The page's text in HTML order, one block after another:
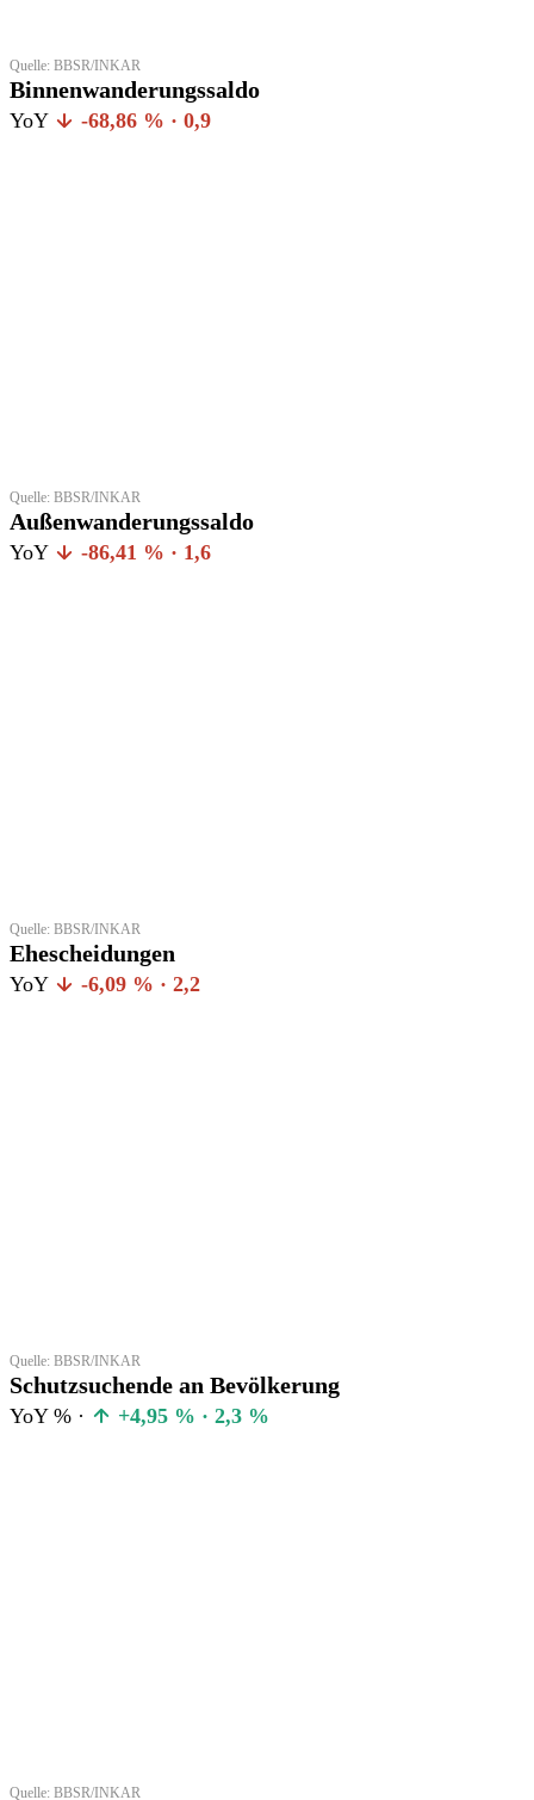
Quelle: BBSR/INKAR
Binnenwanderungssaldo
YoY -68,86 % · 0,9
Quelle: BBSR/INKAR
Außenwanderungssaldo
YoY -86,41 % · 1,6
Quelle: BBSR/INKAR
Ehescheidungen
YoY -6,09 % · 2,2
Quelle: BBSR/INKAR
Schutzsuchende an Bevölkerung
YoY % · +4,95 % · 2,3 %
Quelle: BBSR/INKAR